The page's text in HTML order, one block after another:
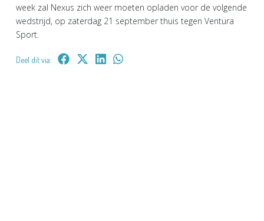
week zal Nexus zich weer moeten opladen voor de volgende
wedstrijd, op zaterdag 21 september thuis tegen Ventura
Sport.
Deel dit via: